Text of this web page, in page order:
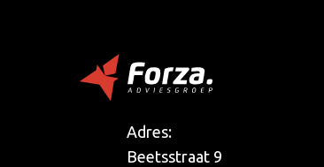
Adres:
Beetsstraat 9